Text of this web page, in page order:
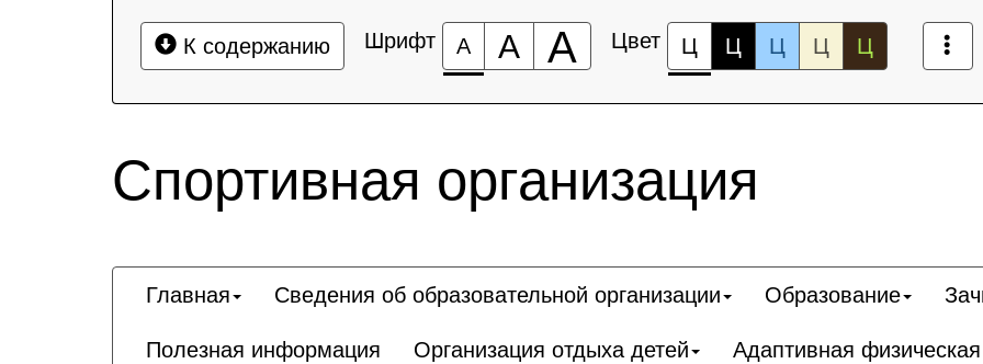
К содержанию Шрифт А А А Цвет Ц Ц Ц Ц Ц
Спортивная организация
Главная Сведения об образовательной организации Образование
Полезная информация Организация отдыха детей Адаптивная физическая